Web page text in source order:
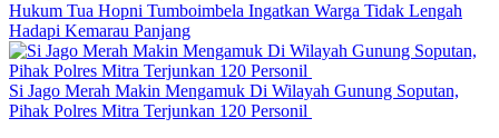
Hukum Tua Hopni Tumboimbela Ingatkan Warga Tidak Lengah
Hadapi Kemarau Panjang
Si Jago Merah Makin Mengamuk Di Wilayah Gunung Soputan,
Pihak Polres Mitra Terjunkan 120 Personil